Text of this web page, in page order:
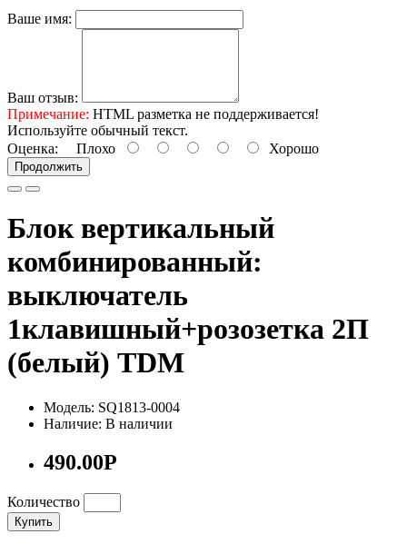
Ваше имя:
Ваш отзыв:
Примечание: HTML разметка не поддерживается!
Используйте обычный текст.
Оценка: Плохо Хорошо
Продолжить
Блок вертикальный
комбинированный:
выключатель
1клавишный+розозетка 2П
(белый) TDM
Модель: SQ1813-0004
Наличие: В наличии
490.00Р
Количество
Купить